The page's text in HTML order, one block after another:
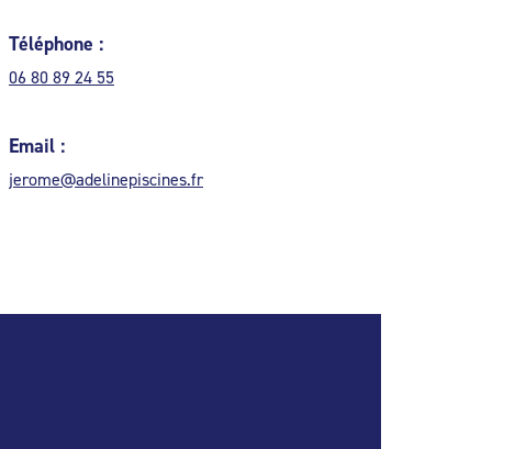
Téléphone :
06 80 89 24 55
Email :
jerome@adelinepiscines.fr